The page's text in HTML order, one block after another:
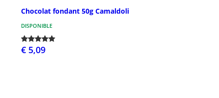
Chocolat fondant 50g Camaldoli
DISPONIBLE
€ 5,09